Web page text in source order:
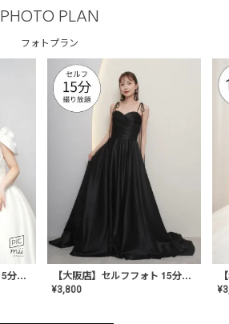
PHOTO PLAN
フォトプラン
【横浜店】セルフフォト 15分撮り放題プラン 【大阪店】セルフフォト 15分撮り放題プラン
¥3,800 ¥